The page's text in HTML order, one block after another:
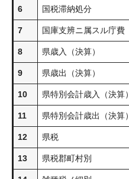
6 国税滞納処分
7 国庫支辨ニ属スル庁費
8 県歳入（決算）
9 県歳出（決算）
10 県特別会計歳入（決算）
11 県特別会計歳出（決算）
12 県税
13 県税郡町村別